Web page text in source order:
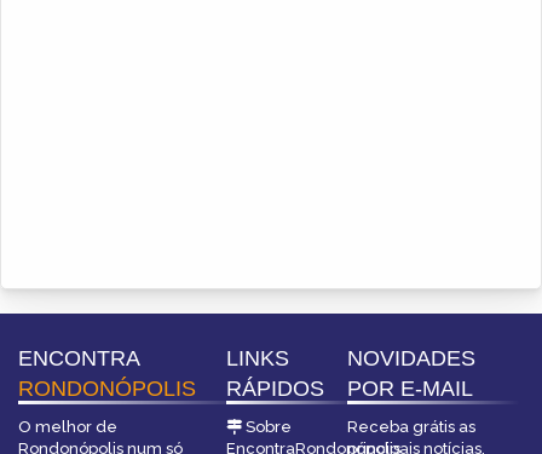
ENCONTRA
RONDONÓPOLIS
O melhor de
Rondonópolis num só
LINKS
RÁPIDOS
Sobre
EncontraRondonópolis
NOVIDADES
POR E-MAIL
Receba grátis as
principais notícias,